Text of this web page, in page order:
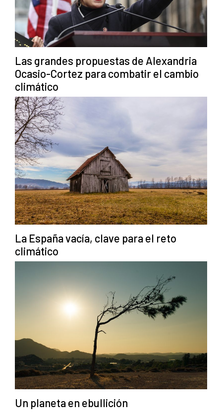
Las grandes propuestas de Alexandria
Ocasio-Cortez para combatir el cambio
climático
La España vacía, clave para el reto
climático
Un planeta en ebullición